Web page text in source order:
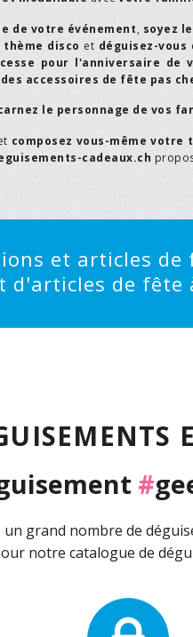
de votre événement, soyez
thème disco et déguisez-vous
pour l'anniversaire de
des accessoires de fête pas
le personnage de vos
composez vous-même votre
cadeaux.ch
et articles
d'articles de
#
grand nombre de
notre catalogue de